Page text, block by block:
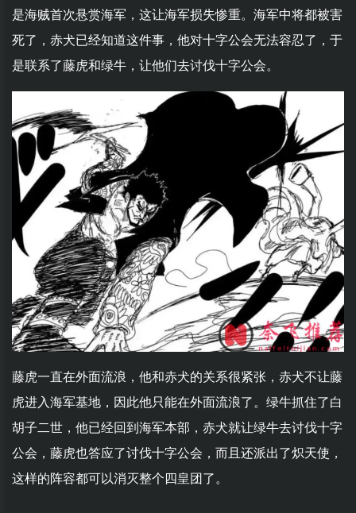
是海贼首次悬赏海军，这让海军损失惨重。海军中将都被害
死了，赤犬已经知道这件事，他对十字公会无法容忍了，于
是联系了藤虎和绿牛，让他们去讨伐十字公会。
藤虎一直在外面流浪，他和赤犬的关系很紧张，赤犬不让藤
虎进入海军基地，因此他只能在外面流浪了。绿牛抓住了白
胡子二世，他已经回到海军本部，赤犬就让绿牛去讨伐十字
公会，藤虎也答应了讨伐十字公会，而且还派出了炽天使，
这样的阵容都可以消灭整个四皇团了。